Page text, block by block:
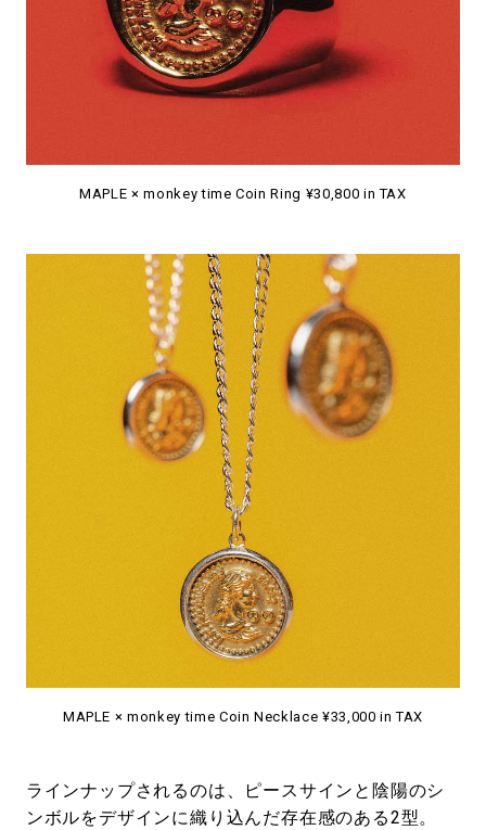
MAPLE × monkey time Coin Ring ¥30,800 in TAX
MAPLE × monkey time Coin Necklace ¥33,000 in TAX
ラインナップされるのは、ピースサインと陰陽のシ
ンボルをデザインに織り込んだ存在感のある2型。